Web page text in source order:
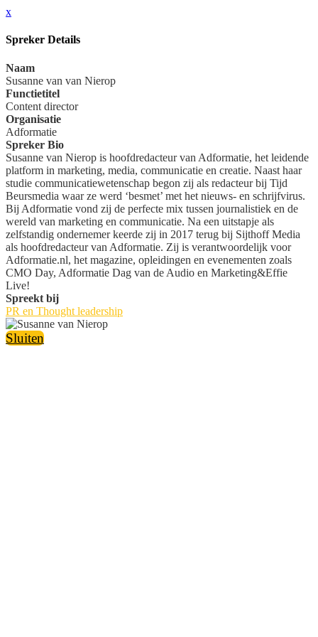
x
Spreker Details
Naam
Susanne van van Nierop
Functietitel
Content director
Organisatie
Adformatie
Spreker Bio
Susanne van Nierop is hoofdredacteur van Adformatie, het leidende
platform in marketing, media, communicatie en creatie. Naast haar
studie communicatiewetenschap begon zij als redacteur bij Tijd
Beursmedia waar ze werd ‘besmet’ met het nieuws- en schrijfvirus.
Bij Adformatie vond zij de perfecte mix tussen journalistiek en de
wereld van marketing en communicatie. Na een uitstapje als
zelfstandig ondernemer keerde zij in 2017 terug bij Sijthoff Media
als hoofdredacteur van Adformatie. Zij is verantwoordelijk voor
Adformatie.nl, het magazine, opleidingen en evenementen zoals
CMO Day, Adformatie Dag van de Audio en Marketing&Effie
Live!
Spreekt bij
PR en Thought leadership
Sluiten